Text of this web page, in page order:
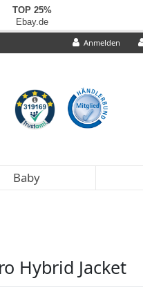
Anmelden
Baby
Hybrid Jacket